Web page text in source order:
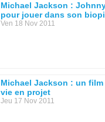
Michael Jackson :
pour jouer dans son
Ven 18 Nov 2011
Michael Jackson : un
vie en projet
Jeu 17 Nov 2011